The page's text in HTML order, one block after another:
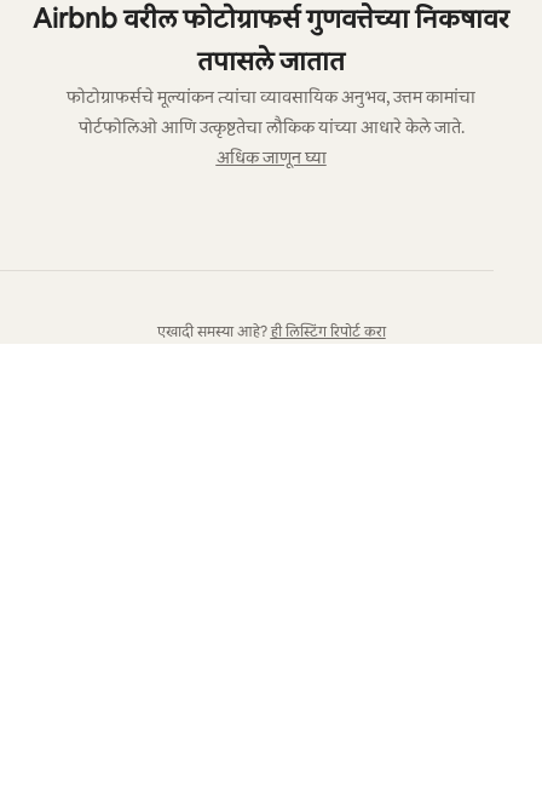
Airbnb वरील फोटोग्राफर्स गुणवत्तेच्या निकषावर
तपासले जातात
फोटोग्राफर्सचे मूल्यांकन त्यांचा व्यावसायिक अनुभव, उत्तम कामांचा
पोर्टफोलिओ आणि उत्कृष्टतेचा लौकिक यांच्या आधारे केले जाते.
अधिक जाणून घ्या
एखादी समस्या आहे? ही लिस्टिंग रिपोर्ट करा